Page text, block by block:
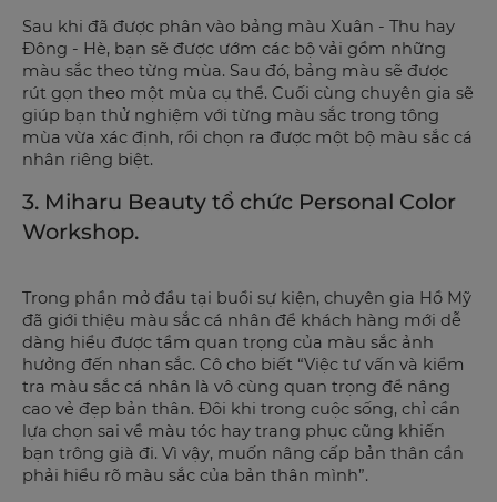
Sau khi đã được phân vào bảng màu Xuân - Thu hay
Đông - Hè, bạn sẽ được ướm các bộ vải gồm những
màu sắc theo từng mùa. Sau đó, bảng màu sẽ được
rút gọn theo một mùa cụ thể. Cuối cùng chuyên gia sẽ
giúp bạn thử nghiệm với từng màu sắc trong tông
mùa vừa xác định, rồi chọn ra được một bộ màu sắc cá
nhân riêng biệt.
3. Miharu Beauty tổ chức Personal Color
Workshop.
Trong phần mở đầu tại buổi sự kiện, chuyên gia Hồ Mỹ
đã giới thiệu màu sắc cá nhân để khách hàng mới dễ
dàng hiểu được tầm quan trọng của màu sắc ảnh
hưởng đến nhan sắc. Cô cho biết “Việc tư vấn và kiểm
tra màu sắc cá nhân là vô cùng quan trọng để nâng
cao vẻ đẹp bản thân. Đôi khi trong cuộc sống, chỉ cần
lựa chọn sai về màu tóc hay trang phục cũng khiến
bạn trông già đi. Vì vậy, muốn nâng cấp bản thân cần
phải hiểu rõ màu sắc của bản thân mình”.